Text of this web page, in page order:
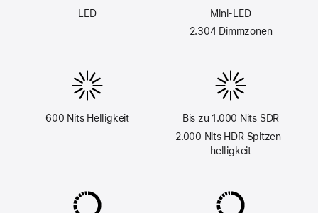
LED
600 Nits Helligkeit
Mini-LED
2.304 Dimmzonen
Bis zu 1.000 Nits SDR
2.000 Nits HDR Spitzen­
helligkeit